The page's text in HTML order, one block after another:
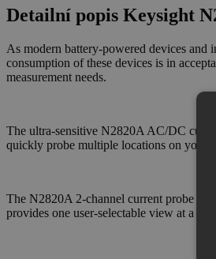
Detailní popis Keysight
As modern battery-powered devices and
consumption of these devices is in
measurement needs.
The ultra-sensitive N2820A AC/DC
quickly probe multiple locations on your
The N2820A 2-channel current probe
provides one user-selectable view at a time.